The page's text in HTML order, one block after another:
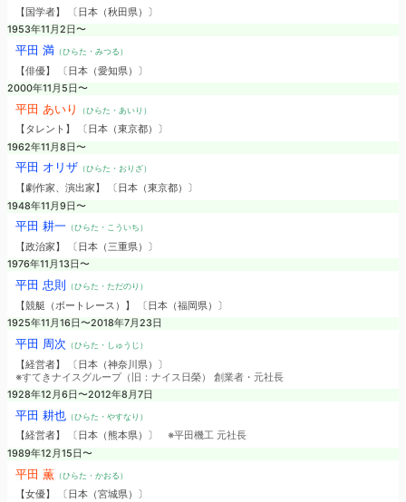
【国学者】 〔日本（秋田県）〕
1953年11月2日〜
平田 満（ひらた・みつる）
【俳優】 〔日本（愛知県）〕
2000年11月5日〜
平田 あいり （ひらた・あいり）
【タレント】 〔日本（東京都）〕
1962年11月8日〜
平田 オリザ （ひらた・おりざ）
【劇作家、演出家】 〔日本（東京都）〕
1948年11月9日〜
平田 耕一（ひらた・こういち）
【政治家】 〔日本（三重県）〕
1976年11月13日〜
平田 忠則 （ひらた・ただのり）
【競艇（ボートレース）】 〔日本（福岡県）〕
1925年11月16日〜2018年7月23日
平田 周次 （ひらた・しゅうじ）
【経営者】 〔日本（神奈川県）〕
※すてきナイスグループ（旧：ナイス日榮） 創業者・元社長
1928年12月6日〜2012年8月7日
平田 耕也（ひらた・やすなり）
【経営者】 〔日本（熊本県）〕 ※平田機工 元社長
1989年12月15日〜
平田 薫（ひらた・かおる）
【女優】 〔日本（宮城県）〕